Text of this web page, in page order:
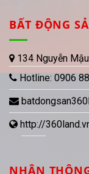
BẤT ĐỘNG
134 Nguyễn
Hotline: 0906
http://
NHẬN